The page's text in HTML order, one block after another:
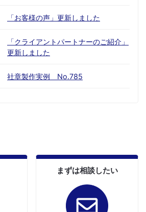
「お客様の声」更新しました
「クライアントパートナーのご紹介」
更新しました
社章製作実例 No.785
まずは相談したい